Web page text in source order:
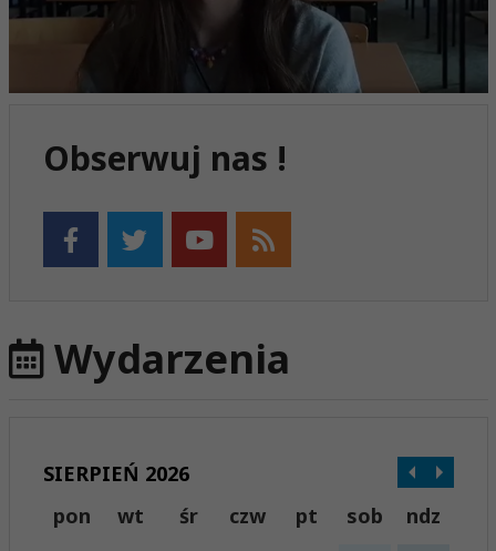
Obserwuj nas !
Wydarzenia
SIERPIEŃ 2026
pon
wt śr czw pt sob ndz